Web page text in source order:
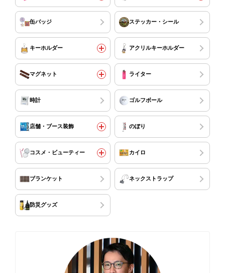
缶バッジ ステッカー・シール
キーホルダー アクリルキーホルダー
マグネット ライター
時計 ゴルフボール
店舗・ブース装飾 のぼり
コスメ・ビューティー カイロ
ブランケット ネックストラップ
防災グッズ